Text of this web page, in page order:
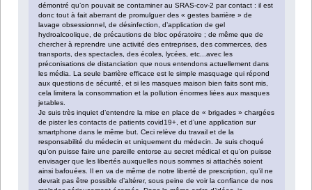
démontré qu’on pouvait se contaminer au SRAS-cov-2 par contact : il est
donc tout à fait aberrant de promulguer des « gestes barrière » de
lavage obsessionnel, de désinfection, d’application de gel
hydroalcoolique, de précautions de bloc opératoire ; de même que de
chercher à reprendre une activité des entreprises, des commerces, des
transports, des spectacles, des écoles, lycées, etc...avec les
préconisations de distanciation que nous entendons actuellement dans
les média. La seule barrière efficace est le simple masquage qui répond
aux questions de sécurité, et si les masques maison bien faits sont mis,
cela limitera la consommation et la pollution énormes liées aux masques
jetables.
Je suis très inquiet d’entendre la mise en place de « brigades » chargées
de pister les contacts de patients covid19+, et d’une application sur
smartphone dans le même but. Ceci relève du travail et de la
responsabilité du médecin et uniquement du médecin. Je suis choqué
qu’on puisse faire une pareille entorse au secret médical et qu’on puisse
envisager que les libertés auxquelles nous sommes si attachés soient
ainsi bafouées. Il en va de même de notre liberté de prescription, qu’il ne
devrait pas être possible d’altérer, sous peine de voir la confiance de nos